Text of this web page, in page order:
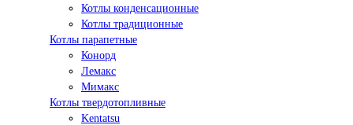
Котлы конденсационные
Котлы традиционные
Котлы парапетные
Конорд
Лемакс
Мимакс
Котлы твердотопливные
Kentatsu